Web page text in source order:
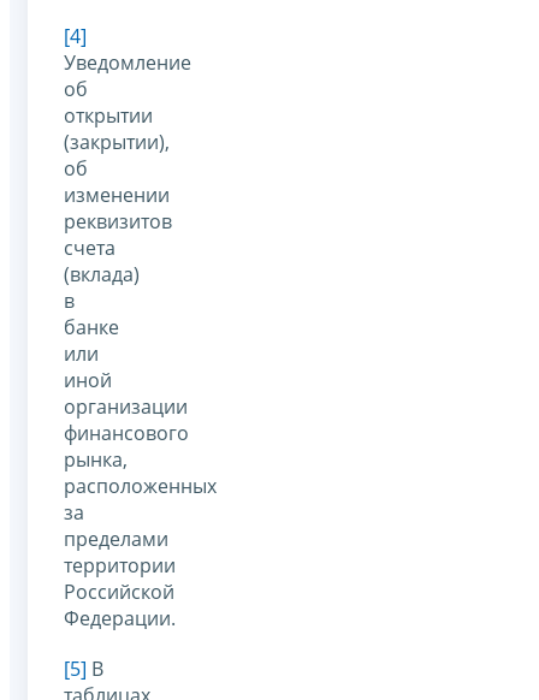
[4]
Уведомление
об
открытии
(закрытии),
об
изменении
реквизитов
счета
(вклада)
в
банке
или
иной
организации
финансового
рынка,
расположенных
за
пределами
территории
Российской
Федерации.
[5] В
таблицах